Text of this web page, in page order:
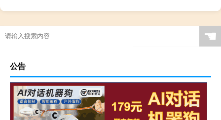
☚
公告